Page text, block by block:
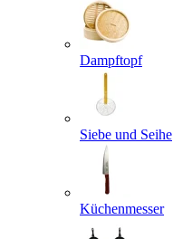
Dampftopf
Siebe und Seihe
Küchenmesser